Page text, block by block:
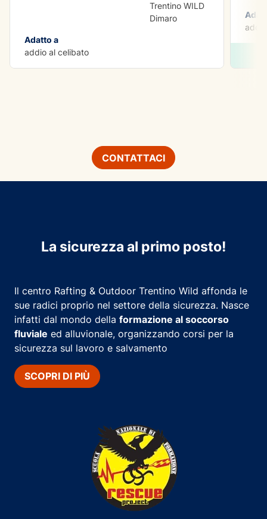
Trentino WILD
Dimaro
Adatto a
addio al celibato
CONTATTACI
La sicurezza al primo posto!
Il centro Rafting & Outdoor Trentino Wild affonda le
sue radici proprio nel settore della sicurezza. Nasce
infatti dal mondo della formazione al soccorso
fluviale ed alluvionale, organizzando corsi per la
sicurezza sul lavoro e salvamento
SCOPRI DI PIÙ